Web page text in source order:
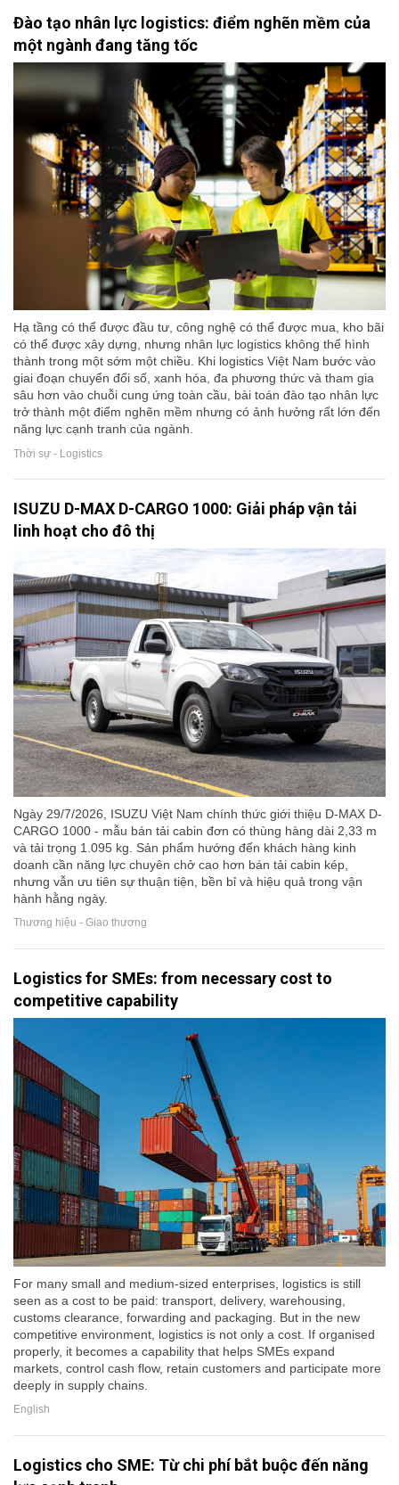
Đào tạo nhân lực logistics: điểm nghẽn mềm của
một ngành đang tăng tốc
Hạ tầng có thể được đầu tư, công nghệ có thể được mua, kho bãi
có thể được xây dựng, nhưng nhân lực logistics không thể hình
thành trong một sớm một chiều. Khi logistics Việt Nam bước vào
giai đoạn chuyển đổi số, xanh hóa, đa phương thức và tham gia
sâu hơn vào chuỗi cung ứng toàn cầu, bài toán đào tạo nhân lực
trở thành một điểm nghẽn mềm nhưng có ảnh hưởng rất lớn đến
năng lực cạnh tranh của ngành.
Thời sự - Logistics
ISUZU D-MAX D-CARGO 1000: Giải pháp vận tải
linh hoạt cho đô thị
Ngày 29/7/2026, ISUZU Việt Nam chính thức giới thiệu D-MAX D-
CARGO 1000 - mẫu bán tải cabin đơn có thùng hàng dài 2,33 m
và tải trọng 1.095 kg. Sản phẩm hướng đến khách hàng kinh
doanh cần năng lực chuyên chở cao hơn bán tải cabin kép,
nhưng vẫn ưu tiên sự thuận tiện, bền bỉ và hiệu quả trong vận
hành hằng ngày.
Thương hiệu - Giao thương
Logistics for SMEs: from necessary cost to
competitive capability
For many small and medium-sized enterprises, logistics is still
seen as a cost to be paid: transport, delivery, warehousing,
customs clearance, forwarding and packaging. But in the new
competitive environment, logistics is not only a cost. If organised
properly, it becomes a capability that helps SMEs expand
markets, control cash flow, retain customers and participate more
deeply in supply chains.
English
Logistics cho SME: Từ chi phí bắt buộc đến năng